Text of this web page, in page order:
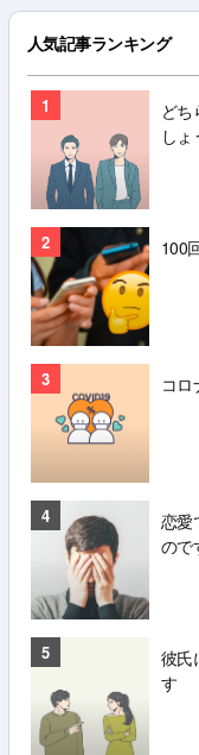
人気記事ランキング
1
ど
しょ
2 100
3 コロ
4
恋愛
ので
5
彼氏
す